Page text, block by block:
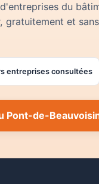
du
gratuitement et sans
entreprises consultées
Pont-de-